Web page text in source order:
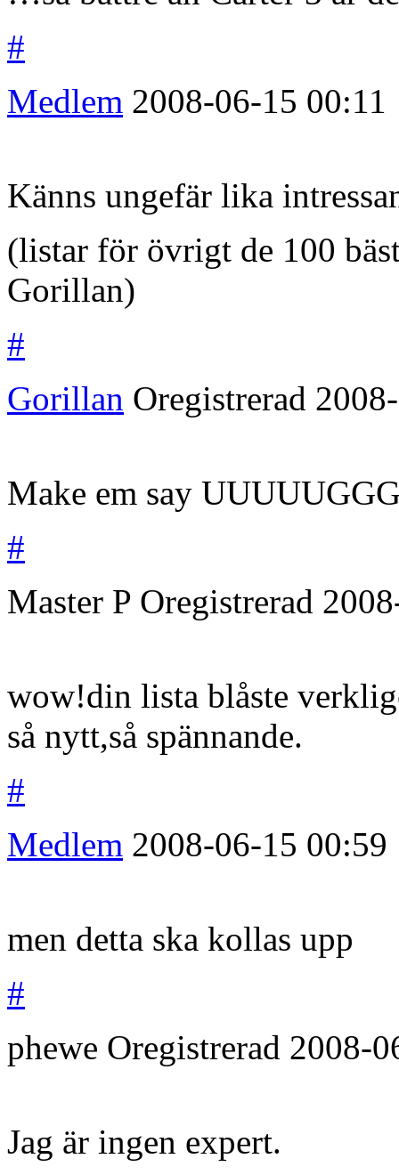
#
Medlem 2008-06-15 00:11
Känns ungefär lika
(listar för övrigt de 100
Gorillan)
#
Gorillan Oregistrerad
Make em say
#
Master P Oregistrerad
wow!din lista blåste
så nytt,så spännande.
#
Medlem 2008-06-15 00:59
men detta ska kollas upp
#
phewe Oregistrerad 2008-
Jag är ingen expert.